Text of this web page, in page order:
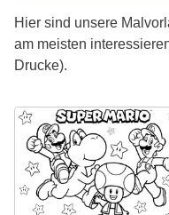
Hier sind unsere
am meisten
Drucke).